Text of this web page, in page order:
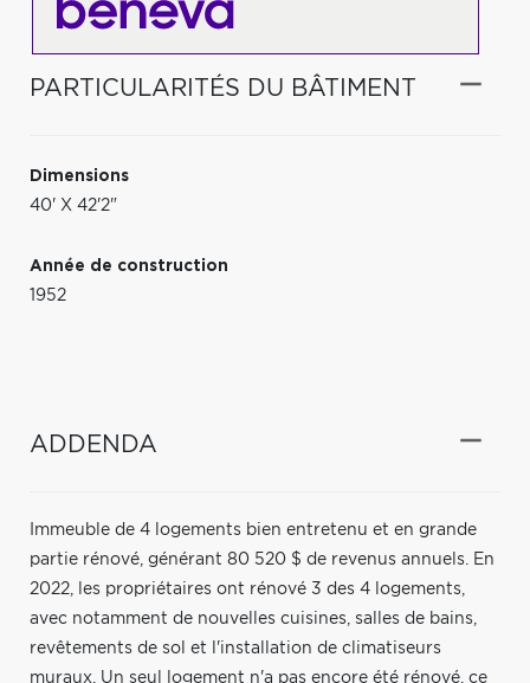
PARTICULARITÉS DU BÂTIMENT
Dimensions
40' X 42'2"
Année de construction
1952
ADDENDA
Immeuble de 4 logements bien entretenu et en grande
partie rénové, générant 80 520 $ de revenus annuels. En
2022, les propriétaires ont rénové 3 des 4 logements,
avec notamment de nouvelles cuisines, salles de bains,
revêtements de sol et l'installation de climatiseurs
muraux. Un seul logement n'a pas encore été rénové, ce